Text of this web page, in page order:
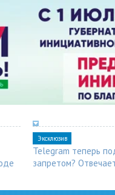
Эксклюзив
Telegram теперь
запретом?